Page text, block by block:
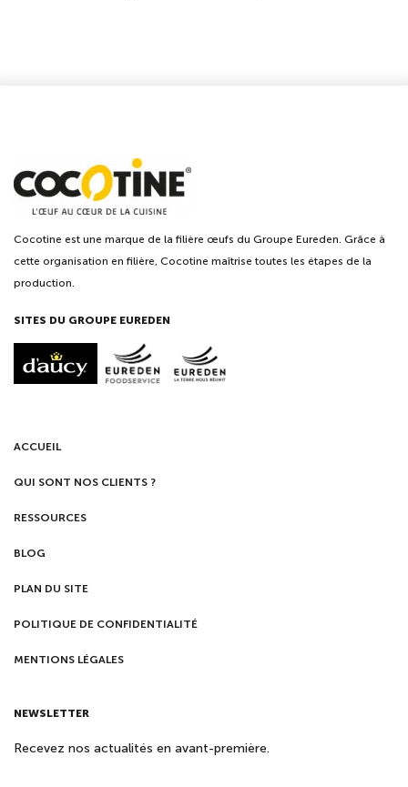
Cocotine est une marque de la filière œufs du Groupe Eureden. Grâce à
cette organisation en filière, Cocotine maîtrise toutes les étapes de la
production.
SITES DU GROUPE EUREDEN
ACCUEIL
QUI SONT NOS CLIENTS ?
RESSOURCES
BLOG
PLAN DU SITE
POLITIQUE DE CONFIDENTIALITÉ
MENTIONS LÉGALES
NEWSLETTER
Recevez nos actualités en avant-première.